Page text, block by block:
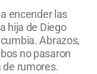
encender las
hija de Diego
Abrazos,
no pasaron
de rumores.